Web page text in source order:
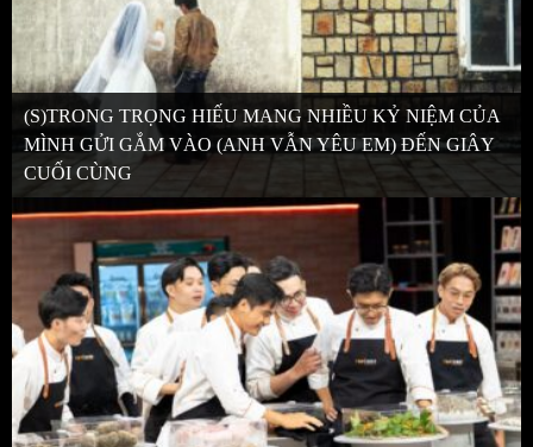
(S)TRONG TRỌNG HIẾU MANG NHIỀU KỶ NIỆM CỦA
MÌNH GỬI GẮM VÀO (ANH VẪN YÊU EM) ĐẾN GIÂY
CUỐI CÙNG